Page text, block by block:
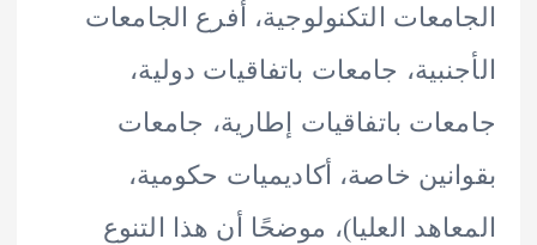
التكنولوجية، أفرع الجامعات
جامعات باتفاقيات دولية،
باتفاقيات إطارية، جامعات
خاصة، أكاديميات حكومية،
العليا)، موضحًا أن هذا التنوع